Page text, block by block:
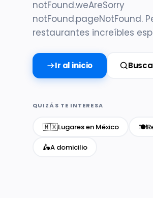
notFound.weAreSorry
notFound.pageNotFound.
restaurantes increíbles
Ir al inicio
QUIZÁS TE INTERESA
🇲🇽Lugares en México 🍽️
🛵A domicilio